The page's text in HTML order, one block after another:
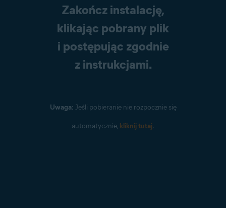
Zakończ instalację,
klikając pobrany plik
i postępując zgodnie
z instrukcjami.
Uwaga: Jeśli pobieranie nie rozpocznie się
automatycznie, kliknij tutaj.